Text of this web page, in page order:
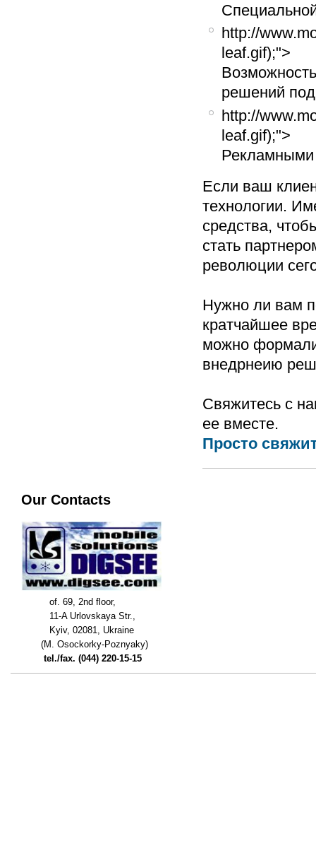
http://
leaf.gif);">
решений
http://
leaf.gif);">
Если ваш
технологии.
средства,
стать
революции
Нужно ли вам
кратчайшее
можно
внедрнеию
Свяжитесь с
ее вместе.
Просто
Our Contacts
of. 69, 2nd floor,
11-A Urlovskaya Str.,
Kyiv, 02081, Ukraine
(M. Osockorky-Poznyaky)
tel./fax. (044) 220-15-15